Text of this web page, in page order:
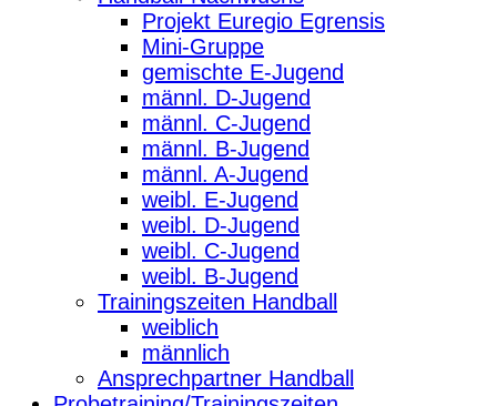
Projekt Euregio Egrensis
Mini-Gruppe
gemischte E-Jugend
männl. D-Jugend
männl. C-Jugend
männl. B-Jugend
männl. A-Jugend
weibl. E-Jugend
weibl. D-Jugend
weibl. C-Jugend
weibl. B-Jugend
Trainingszeiten Handball
weiblich
männlich
Ansprechpartner Handball